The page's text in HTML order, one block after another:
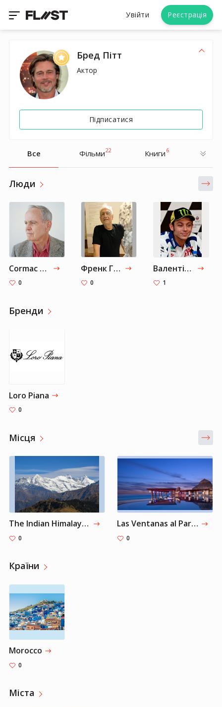
Увійти Реєстрація
Бред Пітт
Актор
Підписатися
Все Фільми22 Книги 6
Люди
Cormac McCarthy
0
Френк Гері
0
Валентіно Россі
1
Бренди
Loro Piana
0
Місця
The Indian Himalayan Region
0
Las Ventanas al Paraiso, A Rosewood Resort
0
Країни
Morocco
0
Міста